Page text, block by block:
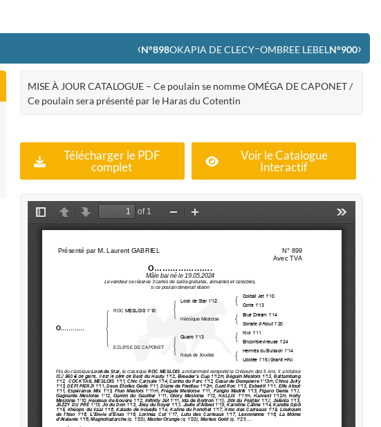
‹N°898OKAPIA DE CLECY–OMBREE LEBELN°900›
MISE À JOUR CATALOGUE – Ce poulain se nomme OMÉGA DE CAPONET /
Ce poulain sera présenté par le Haras du Cotentin
Télécharger le PDF
complet
Voir le Catalogue
Interactif